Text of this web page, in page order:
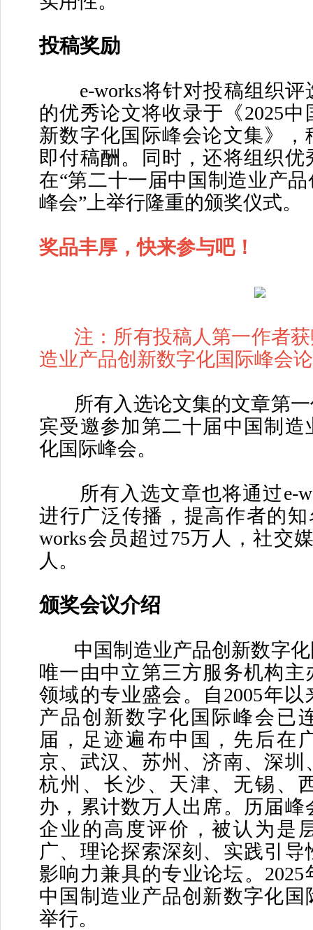
投稿奖励
e-works将针对投稿组织评
的优秀论文将收录于《2025
新数字化国际峰会论文集》，
即付稿酬。同时，还将组织优
在“第二十一届中国制造业产
峰会”上举行隆重的颁奖仪式。
奖品丰厚，快来参与吧！
注：所有投稿人第一作者
造业产品创新数字化国际峰会
所有入选论文集的文章第一
宾受邀参加第二十届中国制造
化国际峰会。
所有入选文章也将通过e-
进行广泛传播，提高作者的
works会员超过75万人，社交
人。
颁奖会议介绍
中国制造业产品创新数字化
唯一由中立第三方服务机构主
领域的专业盛会。自2005年
产品创新数字化国际峰会已
届，足迹遍布中国，先后在
京、武汉、苏州、济南、深圳
杭州、长沙、天津、无锡、
办，累计数万人出席。历届峰
企业的高度评价，被认为是
广、理论探索深刻、实践引导
影响力兼具的专业论坛。
中国制造业产品创新数字化国
举行。